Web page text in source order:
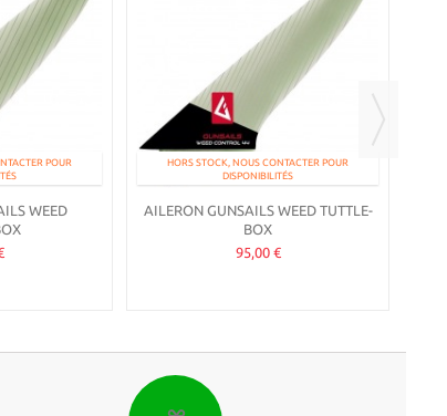
POUR
WEED
HORS STOCK, NOUS CONTACTER POUR
DISPONIBILITÉS
AILERON GUNSAILS WEED TUTTLE-
BOX
95,00 €